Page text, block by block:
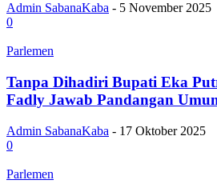
Admin SabanaKaba - 5 November 2025
0
Parlemen
Tanpa Dihadiri Bupati Eka
Fadly Jawab Pandangan
Admin SabanaKaba - 17 Oktober 2025
0
Parlemen